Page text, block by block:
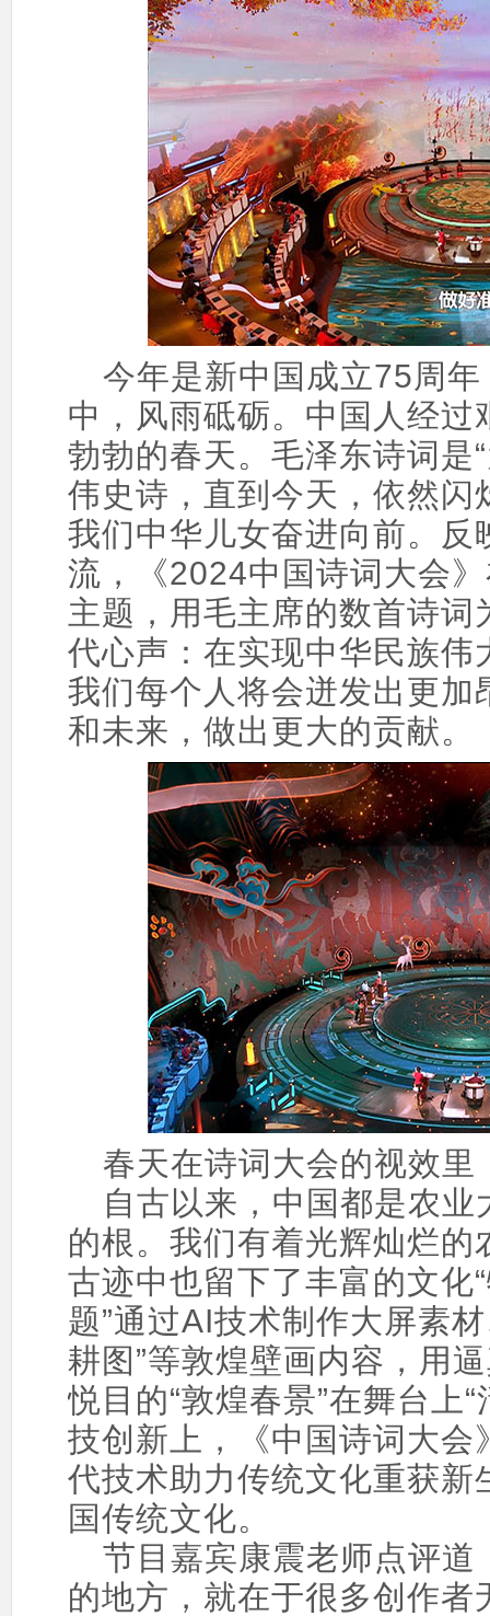
今年是新中国成立75周
中，风雨砥砺。中国人经
勃勃的春天。毛泽东诗词是
伟史诗，直到今天，依然
我们中华儿女奋进向前。
流，《2024中国诗词大会
主题，用毛主席的数首诗
代心声：在实现中华民族
我们每个人将会迸发出更
和未来，做出更大的贡献。
春天在诗词大会的视效里
自古以来，中国都是农
的根。我们有着光辉灿烂
古迹中也留下了丰富的文化
题”通过AI技术制作大屏素
耕图”等敦煌壁画内容，用
悦目的“敦煌春景”在舞台上
技创新上，《中国诗词大
代技术助力传统文化重获
国传统文化。
节目嘉宾康震老师点评道
的地方，就在于很多创作